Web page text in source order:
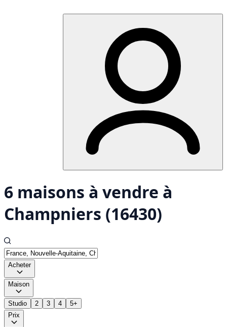
6 maisons à vendre à
Champniers (16430)
Acheter
Maison
Studio 2 3 4
5+
Prix